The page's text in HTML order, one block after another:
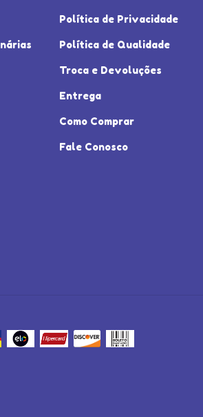
Política de Privacidade
Política de Qualidade
Troca e Devoluções
Entrega
Como Comprar
Fale Conosco